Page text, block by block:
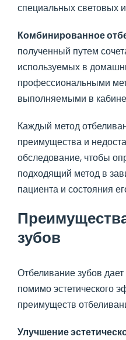
специальных световых
Комбинированное
полученный путем
используемых в
профессиональными
выполняемыми в
Каждый метод
преимущества и
обследование, чтобы
подходящий метод в
пациента и состояния
зубов
Отбеливание зубов
помимо эстетического
преимуществ
Улучшение